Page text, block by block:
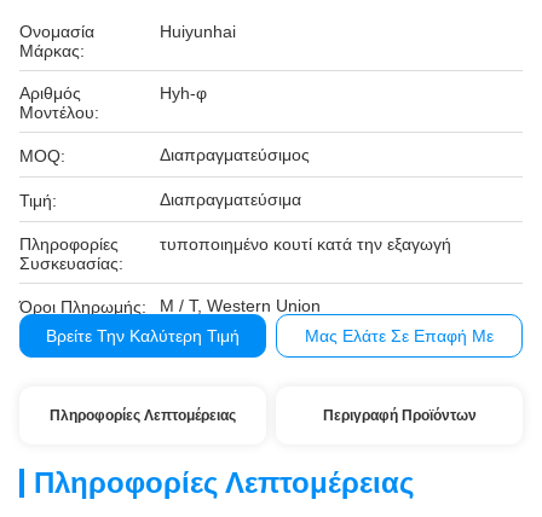
Ονομασία
Μάρκας:
Huiyunhai
Αριθμός
Μοντέλου:
Hyh-φ
MOQ: Διαπραγματεύσιμος
Τιμή: Διαπραγματεύσιμα
Πληροφορίες
Συσκευασίας:
τυποποιημένο κουτί κατά την εξαγωγή
Όροι Πληρωμής:
Μ / Τ, Western Union
Βρείτε Την Καλύτερη Τιμή
Μας Ελάτε Σε Επαφή Με
Πληροφορίες Λεπτομέρειας Περιγραφή Προϊόντων
Πληροφορίες Λεπτομέρειας